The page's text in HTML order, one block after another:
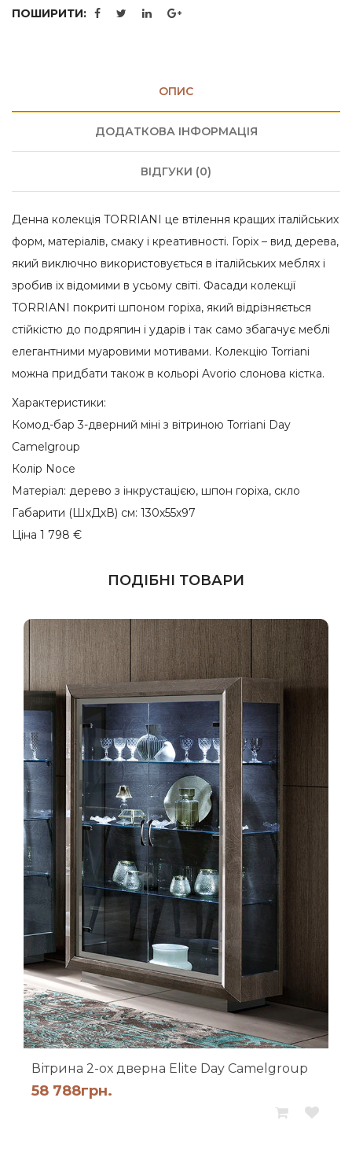
ПОШИРИТИ:
ОПИС
ДОДАТКОВА ІНФОРМАЦІЯ
ВІДГУКИ (0)
Денна колекція TORRIANI це втілення кращих італійських
форм, матеріалів, смаку і креативності. Горіх – вид дерева,
який виключно використовується в італійських меблях і
зробив іх відомими в усьому світі. Фасади колекції
TORRIANI покриті шпоном горіха, який відрізняється
стійкістю до подряпин і ударів і так само збагачує меблі
елегантними муаровими мотивами. Колекцію Torriani
можна придбати також в кольорі Avorio слонова кістка.
Характеристики:
Комод-бар 3-дверний міні з вітриною Torriani Day
Camelgroup
Колір Noce
Матеріал: дерево з інкрустацією, шпон горіха, скло
Габарити (ШхДхВ) см: 130х55х97
Ціна 1 798 €
ПОДІБНІ ТОВАРИ
Вітрина 2-ох дверна Elite Day Camelgroup
58 788грн.